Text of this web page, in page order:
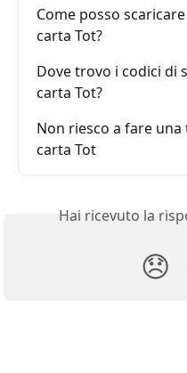
Come posso
carta Tot?
Dove trovo i codici di
carta Tot?
Non riesco a fare
carta Tot
Hai ricevuto la
😞